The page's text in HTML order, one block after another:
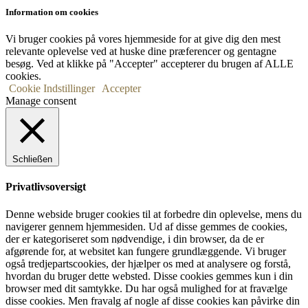
Information om cookies
Vi bruger cookies på vores hjemmeside for at give dig den mest
relevante oplevelse ved at huske dine præferencer og gentagne
besøg. Ved at klikke på "Accepter" accepterer du brugen af ​​ALLE
cookies.
Cookie Indstillinger
Accepter
Manage consent
Schließen
Privatlivsoversigt
Denne webside bruger cookies til at forbedre din oplevelse, mens du
navigerer gennem hjemmesiden. Ud af disse gemmes de cookies,
der er kategoriseret som nødvendige, i din browser, da de er
afgørende for, at websitet kan fungere grundlæggende. Vi bruger
også tredjepartscookies, der hjælper os med at analysere og forstå,
hvordan du bruger dette websted. Disse cookies gemmes kun i din
browser med dit samtykke. Du har også mulighed for at fravælge
disse cookies. Men fravalg af nogle af disse cookies kan påvirke din